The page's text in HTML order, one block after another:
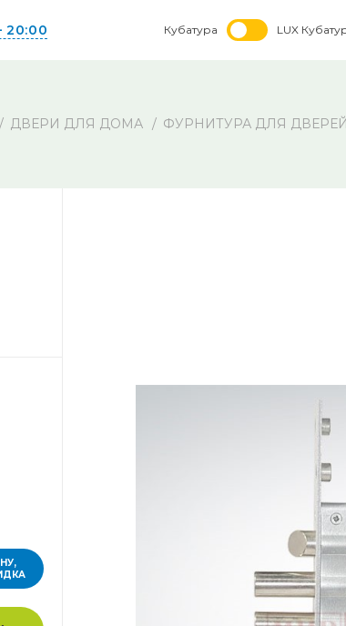
20:00 Кубатура LUX
ДВЕРИ ДЛЯ ДОМА ФУРНИТУРА ДЛЯ ДВЕРЕЙ